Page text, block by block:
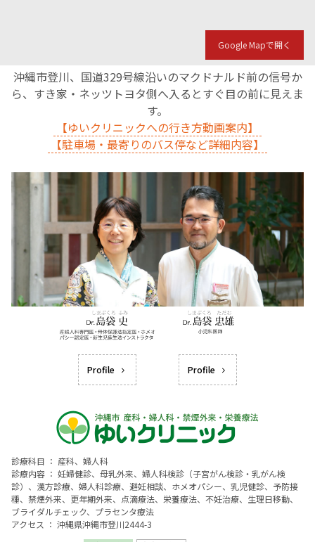
Google Mapで開く
沖縄市登川、国道329号線沿いのマクドナルド前の信号か
ら、すき家・ネッツトヨタ側へ入るとすぐ目の前に見えま
す。
【ゆいクリニックへの行き方動画案内】
【駐車場・最寄りのバス停など詳細内容】
Profile Profile
診療科目 ： 産科、婦人科
診療内容 ： 妊婦健診、母乳外来、婦人科検診（子宮がん検診・乳がん検
診）、漢方診療、婦人科診療、避妊相談、ホメオパシー、乳児健診、予防接
種、禁煙外来、更年期外来、点滴療法、栄養療法、不妊治療、生理日移動、
ブライダルチェック、プラセンタ療法
アクセス ： 沖縄県沖縄市登川2444-3